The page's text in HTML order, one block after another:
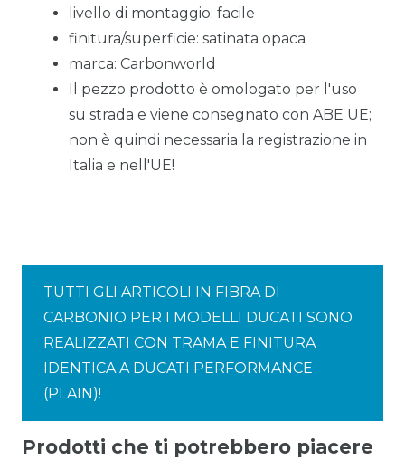
livello di montaggio: facile
finitura/superficie: satinata opaca
marca: Carbonworld
Il pezzo prodotto è omologato per l'uso
su strada e viene consegnato con ABE UE;
non è quindi necessaria la registrazione in
Italia e nell'UE!
TUTTI GLI ARTICOLI IN FIBRA DI
CARBONIO PER I MODELLI DUCATI SONO
REALIZZATI CON TRAMA E FINITURA
IDENTICA A DUCATI PERFORMANCE
(PLAIN)!
Prodotti che ti potrebbero piacere